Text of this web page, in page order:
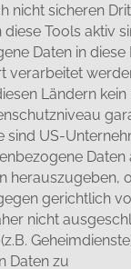
nicht sicheren
Tools aktiv
Daten in
verarbeitet
Ländern kein
sind US-
Daten
herauszugeben,
gerichtlich
nicht
Daten zu